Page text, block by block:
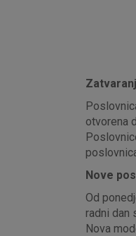
otvorena
Nove
Od
radni dan
Nova